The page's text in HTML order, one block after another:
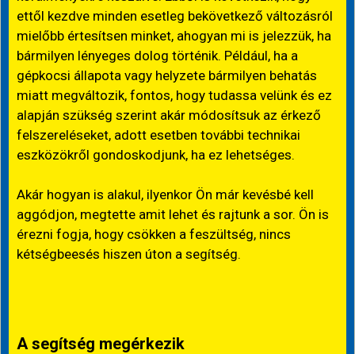
ettől kezdve minden esetleg bekövetkező változásról
mielőbb értesítsen minket, ahogyan mi is jelezzük, ha
bármilyen lényeges dolog történik. Például, ha a
gépkocsi állapota vagy helyzete bármilyen behatás
miatt megváltozik, fontos, hogy tudassa velünk és ez
alapján szükség szerint akár módosítsuk az érkező
felszereléseket, adott esetben további technikai
eszközökről gondoskodjunk, ha ez lehetséges.
Akár hogyan is alakul, ilyenkor Ön már kevésbé kell
aggódjon, megtette amit lehet és rajtunk a sor. Ön is
érezni fogja, hogy csökken a feszültség, nincs
kétségbeesés hiszen úton a segítség.
A segítség megérkezik